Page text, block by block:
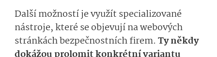
Další možností je využít specializované
nástroje, které se objevují na webových
stránkách bezpečnostních firem. Ty někdy